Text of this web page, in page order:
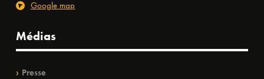
Google map
Médias
Presse